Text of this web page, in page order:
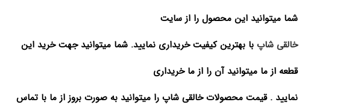
شما میتوانید این محصول را از سایت
خالقی شاپ با بهترین کیفیت خریداری نمایید. شما میتوانید جهت خرید این
قطعه از ما میتوانید آن را از ما خریداری
نمایید . قیمت محصولات خالقی شاپ را میتوانید به صورت بروز از ما با تماس